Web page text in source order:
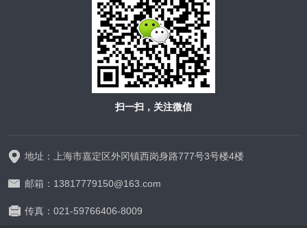
扫一扫，关注微信
地址：上海市嘉定区外冈镇西岗身路777号3号楼4楼
邮箱：13817779150@163.com
传真：021-59766406-8009